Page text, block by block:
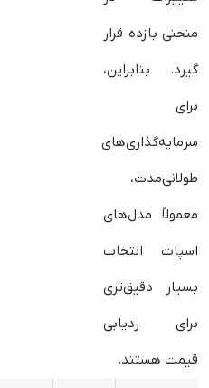
منحنی بازده قرار
گیرد. بنابراین،
برای
سرمایه‌گذاری‌های
طولانی‌مدت،
معمولاً مدل‌های
اسپات انتخاب
بسیار دقیق‌تری
برای ردیابی
قیمت هستند.